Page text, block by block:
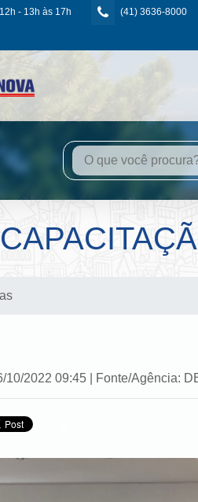
- 13h às 17h (41) 3636-8000
10/2022 09:45 | Fonte/Agência: